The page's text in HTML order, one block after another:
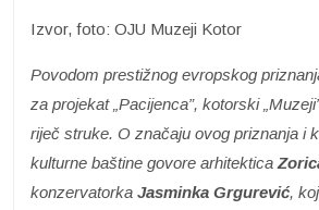
Izvor, foto: OJU Muzeji Kotor
Povodom prestižnog evropskog
za projekat „Pacijenca”, kotorski
riječ struke. O značaju ovog priznanja i
kulturne baštine govore arhitektica
konzervatorka Jasminka Grgurević,